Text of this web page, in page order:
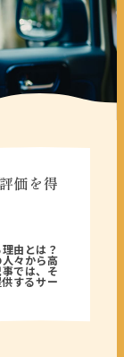
価を得
由とは？
々から高
では、そ
するサー